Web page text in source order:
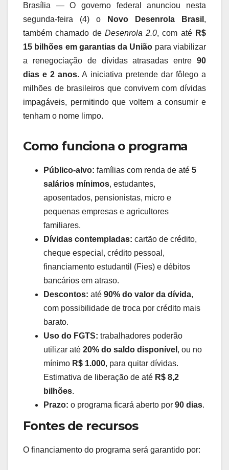
Brasília — O governo federal anunciou nesta
segunda-feira (4) o
Novo Desenrola Brasil ,
também chamado de Desenrola 2.0, com até R$
15 bilhões em garantias da União para viabilizar
a renegociação de dívidas atrasadas entre 90
dias e 2 anos. A iniciativa pretende dar fôlego a
milhões de brasileiros que convivem com dívidas
impagáveis, permitindo que voltem a consumir e
tenham o nome limpo.
Como funciona o programa
Público-alvo: famílias com renda de até 5
salários mínimos, estudantes,
aposentados, pensionistas, micro e
pequenas empresas e agricultores
familiares.
Dívidas contempladas: cartão de crédito,
cheque especial, crédito pessoal,
financiamento estudantil (Fies) e débitos
bancários em atraso.
Descontos: até 90% do valor da dívida,
com possibilidade de troca por crédito mais
barato.
Uso do FGTS: trabalhadores poderão
utilizar até 20% do saldo disponível , ou no
mínimo R$ 1.000, para quitar dívidas.
Estimativa de liberação de até R$ 8,2
bilhões.
Prazo: o programa ficará aberto por 90 dias.
Fontes de recursos
O financiamento do programa será garantido por: